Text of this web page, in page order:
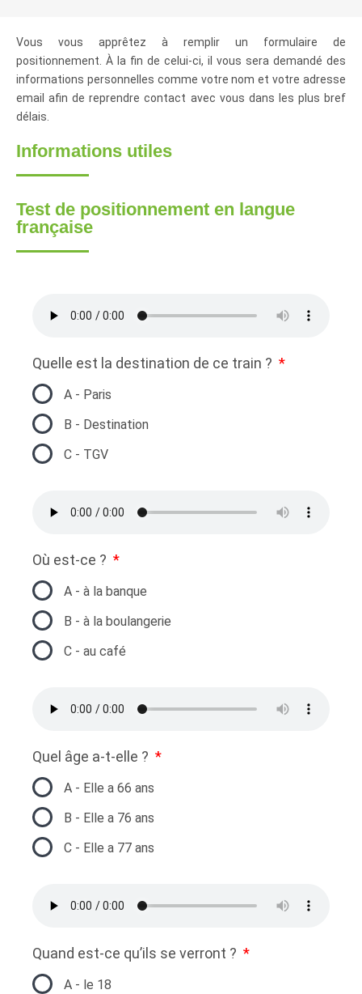
Vous vous apprêtez à remplir un formulaire de
positionnement. À la fin de celui-ci, il vous sera demandé des
informations personnelles comme votre nom et votre adresse
email afin de reprendre contact avec vous dans les plus bref
délais.
Informations utiles
Test de positionnement en langue
française
Quelle est la destination de ce train ?
A - Paris
B - Destination
C - TGV
Où est-ce ?
A - à la banque
B - à la boulangerie
C - au café
Quel âge a-t-elle ?
A - Elle a 66 ans
B - Elle a 76 ans
C - Elle a 77 ans
Quand est-ce qu’ils se verront ?
A - le 18